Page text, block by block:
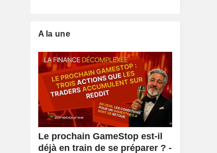
A la une
Le prochain GameStop est-il
déjà en train de se préparer ? -